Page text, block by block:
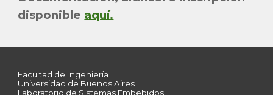
disponible aquí.
Facultad de Ingeniería
Universidad de Buenos Aires
Laboratorio de Sistemas Embebidos